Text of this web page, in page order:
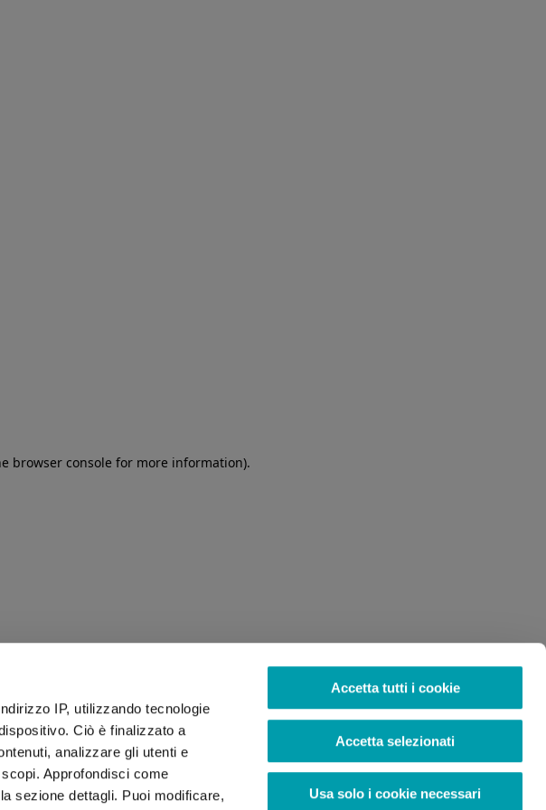
IP, utilizzando tecnologie
Ciò è finalizzato a
analizzare gli utenti e
Approfondisci come
sezione dettagli. Puoi modificare,
Accetta tutti i cookie
Accetta selezionati
Usa solo i cookie necessari
browser console for more information).